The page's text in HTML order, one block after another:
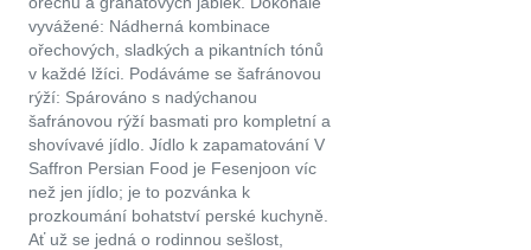
vyvážené: Nádherná kombinace
ořechových, sladkých a pikantních tónů
v každé lžíci. Podáváme se šafránovou
rýží: Spárováno s nadýchanou
šafránovou rýží basmati pro kompletní a
shovívavé jídlo. Jídlo k zapamatování V
Saffron Persian Food je Fesenjoon víc
než jen jídlo; je to pozvánka k
prozkoumání bohatství perské kuchyně.
Ať už se jedná o rodinnou sešlost,